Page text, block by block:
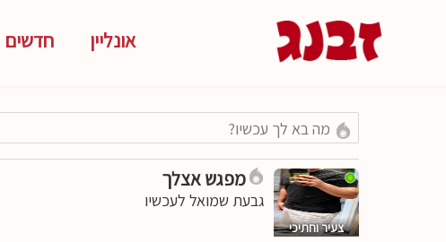
אונליין חדשים
צעיר וחתיכי
מפגש אצלך
גבעת שמואל לעכשיו